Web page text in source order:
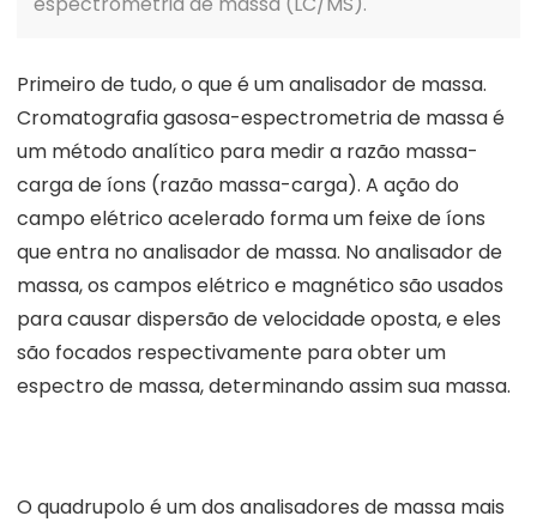
Primeiro de tudo, o que é um analisador de massa.
Cromatografia gasosa-espectrometria de massa é
um método analítico para medir a razão massa-
carga de íons (razão massa-carga). A ação do
campo elétrico acelerado forma um feixe de íons
que entra no analisador de massa. No analisador de
massa, os campos elétrico e magnético são usados
para causar dispersão de velocidade oposta, e eles
são focados respectivamente para obter um
espectro de massa, determinando assim sua massa.
O quadrupolo é um dos analisadores de massa mais